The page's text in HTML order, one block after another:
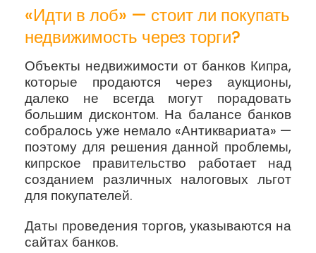
«Идти в лоб» — стоит ли покупать
недвижимость через торги?
Объекты недвижимости от банков Кипра,
которые продаются через аукционы,
далеко не всегда могут порадовать
большим дисконтом. На балансе банков
собралось уже немало «Антиквариата» —
поэтому для решения данной проблемы,
кипрское правительство работает над
созданием различных налоговых льгот
для покупателей.
Даты проведения торгов, указываются на
сайтах банков.